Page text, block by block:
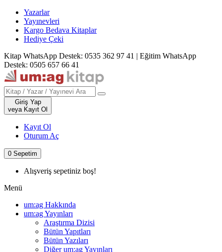
Yazarlar
Yayınevleri
Kargo Bedava Kitaplar
Hediye Çeki
Kitap WhatsApp Destek: 0535 362 97 41 | Eğitim WhatsApp
Destek: 0505 657 66 41
Giriş Yap
veya Kayıt Ol
Kayıt Ol
Oturum Aç
0 Sepetim
Alışveriş sepetiniz boş!
Menü
um:ag Hakkında
um:ag Yayınları
Araştırma Dizisi
Bütün Yapıtları
Bütün Yazıları
Diğer um:ag Yayınları